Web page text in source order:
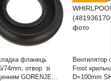
фланець
74mm, отвор. зі
GORENJE
Вентилятор
Frost
D=100mm